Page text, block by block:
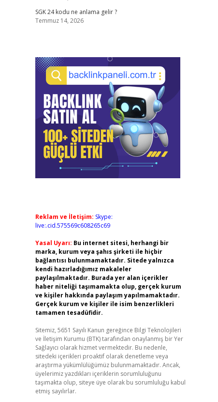
SGK 24 kodu ne anlama gelir ?
Temmuz 14, 2026
Reklam ve İletişim: Skype:
live:.cid.575569c608265c69
Yasal Uyarı: Bu internet sitesi, herhangi bir
marka, kurum veya şahıs şirketi ile hiçbir
bağlantısı bulunmamaktadır. Sitede yalnızca
kendi hazırladığımız makaleler
paylaşılmaktadır. Burada yer alan içerikler
haber niteliği taşımamakta olup, gerçek kurum
ve kişiler hakkında paylaşım yapılmamaktadır.
Gerçek kurum ve kişiler ile isim benzerlikleri
tamamen tesadüfidir.
Sitemiz, 5651 Sayılı Kanun gereğince Bilgi Teknolojileri
ve İletişim Kurumu (BTK) tarafından onaylanmış bir Yer
Sağlayıcı olarak hizmet vermektedir. Bu nedenle,
sitedeki içerikleri proaktif olarak denetleme veya
araştırma yükümlülüğümüz bulunmamaktadır. Ancak,
üyelerimiz yazdıkları içeriklerin sorumluluğunu
taşımakta olup, siteye üye olarak bu sorumluluğu kabul
etmiş sayılırlar.